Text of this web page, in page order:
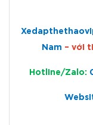
Nam – với
Hotline/Zalo: